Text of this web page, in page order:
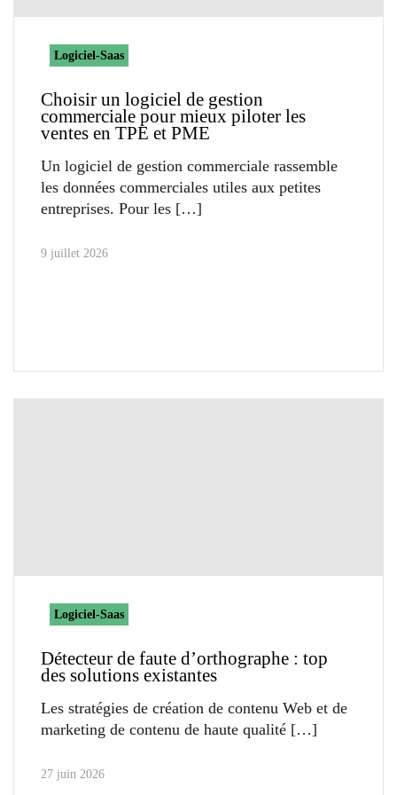
Logiciel-Saas
Choisir un logiciel de gestion
commerciale pour mieux piloter les
ventes en TPE et PME
Un logiciel de gestion commerciale rassemble
les données commerciales utiles aux petites
entreprises. Pour les
9 juillet 2026
Logiciel-Saas
Détecteur de faute d’orthographe : top
des solutions existantes
Les stratégies de création de contenu Web et de
marketing de contenu de haute qualité
27 juin 2026